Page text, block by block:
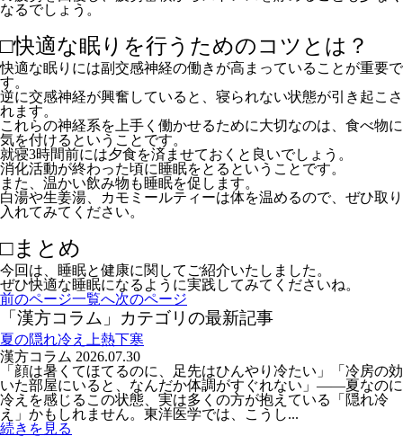
なるでしょう。
□快適な眠りを行うためのコツとは？
快適な眠りには副交感神経の働きが高まっていることが重要で
す。
逆に交感神経が興奮していると、寝られない状態が引き起こさ
れます。
これらの神経系を上手く働かせるために大切なのは、食べ物に
気を付けるということです。
就寝3時間前には夕食を済ませておくと良いでしょう。
消化活動が終わった頃に睡眠をとるということです。
また、温かい飲み物も睡眠を促します。
白湯や生姜湯、カモミールティーは体を温めるので、ぜひ取り
入れてみてください。
□まとめ
今回は、睡眠と健康に関してご紹介いたしました。
ぜひ快適な睡眠になるように実践してみてくださいね。
前のページ一覧へ次のページ
「漢方コラム」カテゴリの最新記事
夏の隠れ冷え上熱下寒
漢方コラム 2026.07.30
「顔は暑くてほてるのに、足先はひんやり冷たい」「冷房の効
いた部屋にいると、なんだか体調がすぐれない」――夏なのに
冷えを感じるこの状態、実は多くの方が抱えている「隠れ冷
え」かもしれません。東洋医学では、こうし...
続きを見る